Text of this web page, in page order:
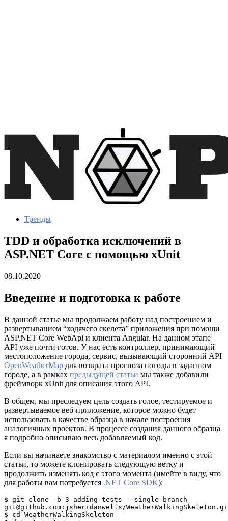
Тренды
TDD и обработка исключений в
ASP.NET Core с помощью xUnit
08.10.2020
Введение и подготовка к работе
В данной статье мы продолжаем работу над построением и
развертыванием “ходячего скелета” приложения при помощи
ASP.NET Core WebApi и клиента Angular. На данном этапе
API уже почти готов. У нас есть контроллер, принимающий
местоположение города, сервис, вызывающий сторонний API
OpenWeatherMap для возврата прогноза погоды в заданном
городе, а в рамках предыдущей статьи мы также добавили
фреймворк xUnit для описания этого API.
В общем, мы преследуем цель создать голое, тестируемое и
развертываемое веб-приложение, которое можно будет
использовать в качестве образца в начале построения
аналогичных проектов. В процессе создания данного образца
я подробно описываю весь добавляемый код.
Если вы начинаете знакомство с материалом именно с этой
статьи, то можете клонировать следующую ветку и
продолжить изменять код с этого момента (имейте в виду, что
для работы вам потребуется .NET Core SDK):
$ git clone -b 3_adding-tests --single-branch
git@github.com:jsheridanwells/
$ cd WeatherWalkingSkeleton